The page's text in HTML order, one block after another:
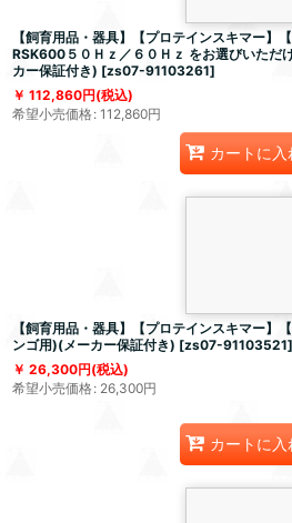
【飼育用品・器具】【プロテインスキマー】
RSK600５０Ｈｚ／６０Ｈｚ をお選びいただ
カー保証付き) [zs07-91103261]
112,860円(税込)
希望小売価格: 112,860円
カートに入
【飼育用品・器具】【プロテインスキマー】
ンゴ用)(メーカー保証付き) [zs07-91103521]
26,300円(税込)
希望小売価格: 26,300円
カートに入